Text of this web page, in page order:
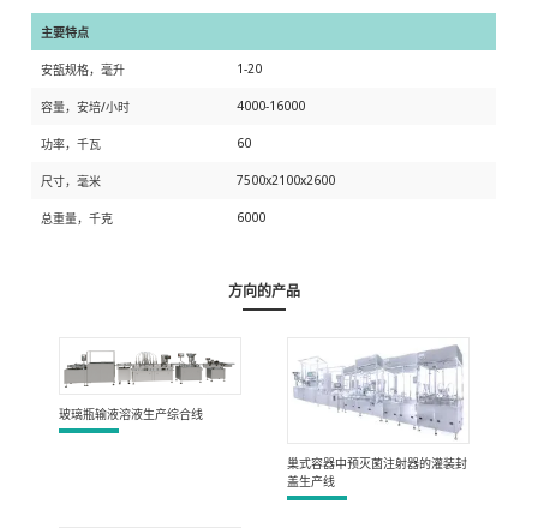
主要特点
安瓿规格，毫升 1-20
容量，安培/小时 4000-16000
功率，千瓦 60
尺寸，毫米 7500x2100x2600
总重量，千克 6000
方向的产品
玻璃瓶输液溶液生产综合线
巢式容器中预灭菌注射器的灌装封
盖生产线